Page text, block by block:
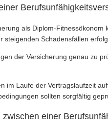
als Diplom-
steigenden Schadensfällen
der Versicherung genau zu
im Laufe der Vertragslaufzeit
sollten sorgfältig
einer